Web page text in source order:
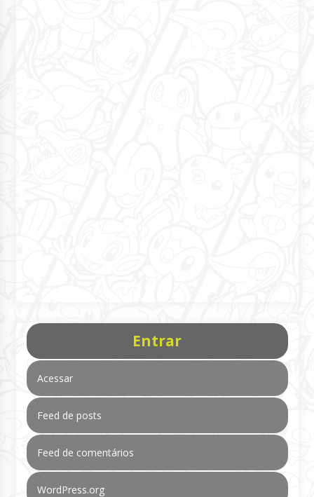
Entrar
Acessar
Feed de posts
Feed de comentários
WordPress.org